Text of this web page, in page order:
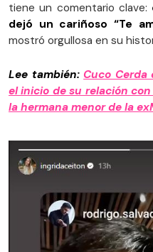
tiene un comentario clave:
dejó un cariñoso “Te
mostró orgullosa en su
Lee también: Cuco
el inicio de su relación
la hermana menor de la